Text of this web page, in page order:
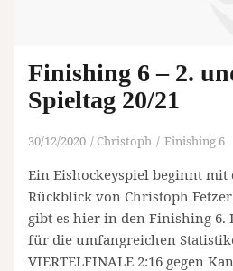
Finishing 6 – 2.
Spieltag 20/21
30/12/2020 Christoph Finishing 6
Ein Eishockeyspiel beginnt mit
Rückblick von Christoph
gibt es hier in den Finishing 6.
für die umfangreichen
VIERTELFINALE 2:16 gegen